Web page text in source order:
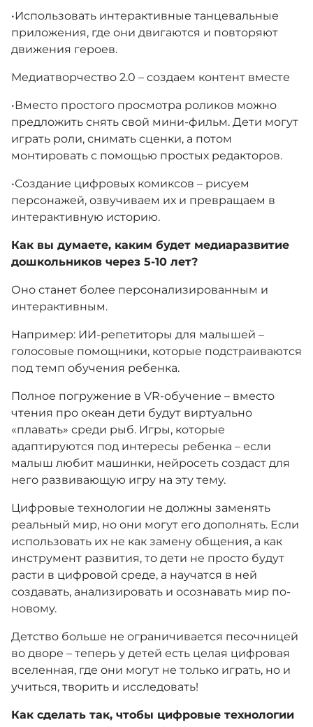
​•​Использовать интерактивные танцевальные
приложения, где они двигаются и повторяют
движения героев.
Медиатворчество 2.0 – создаем контент вместе
​•​Вместо простого просмотра роликов можно
предложить снять свой мини-фильм. Дети могут
играть роли, снимать сценки, а потом
монтировать с помощью простых редакторов.
​•​Создание цифровых комиксов – рисуем
персонажей, озвучиваем их и превращаем в
интерактивную историю.
Как вы думаете, каким будет медиаразвитие
дошкольников через 5-10 лет?
Оно станет более персонализированным и
интерактивным.
Например: ИИ-репетиторы для малышей –
голосовые помощники, которые подстраиваются
под темп обучения ребенка.
Полное погружение в VR-обучение – вместо
чтения про океан дети будут виртуально
«плавать» среди рыб. Игры, которые
адаптируются под интересы ребенка – если
малыш любит машинки, нейросеть создаст для
него развивающую игру на эту тему.
Цифровые технологии не должны заменять
реальный мир, но они могут его дополнять. Если
использовать их не как замену общения, а как
инструмент развития, то дети не просто будут
расти в цифровой среде, а научатся в ней
создавать, анализировать и осознавать мир по-
новому.
Детство больше не ограничивается песочницей
во дворе – теперь у детей есть целая цифровая
вселенная, где они могут не только играть, но и
учиться, творить и исследовать!
Как сделать так, чтобы цифровые технологии